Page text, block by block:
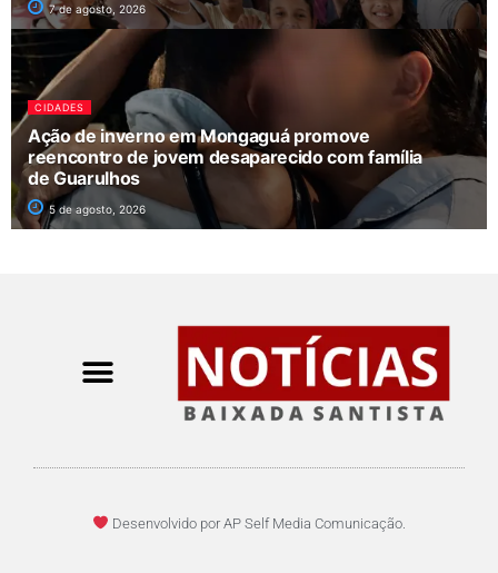
7 de agosto, 2026
CIDADES
Ação de inverno em Mongaguá promove
reencontro de jovem desaparecido com família
de Guarulhos
5 de agosto, 2026
Desenvolvido por AP Self Media Comunicação.